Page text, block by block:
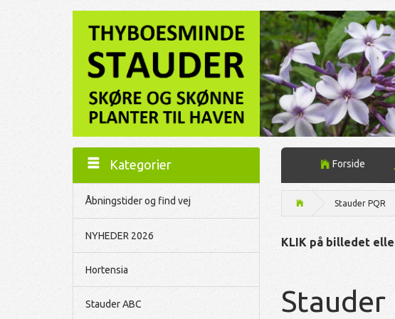
Forside
Kategorier
Åbningstider og find vej
NYHEDER 2026
Hortensia
Stauder ABC
Stauder PQR
KLIK på billedet
Stauder